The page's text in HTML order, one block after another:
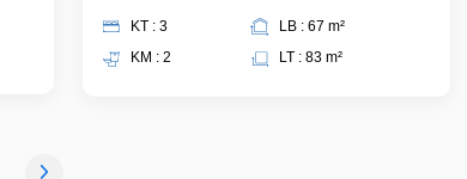
KT : 3
KM : 2
LB : 67 m²
LT : 83 m²